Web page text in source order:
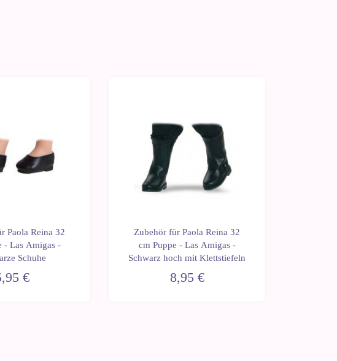
Paola Reina 32
- Las Amigas -
Schuhe
€
Zubehör für Paola Reina 32
cm Puppe - Las Amigas -
Schwarz hoch mit Klettstiefeln
8,95 €